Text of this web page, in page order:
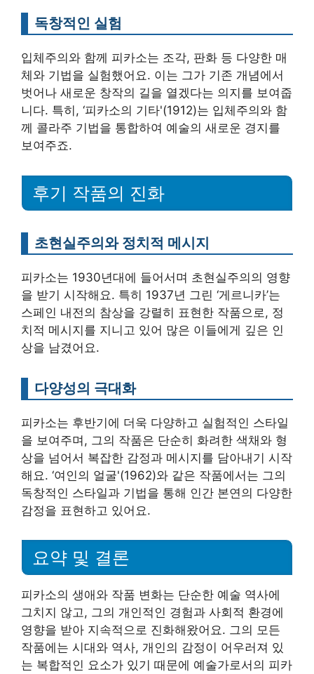
독창적인 실험
입체주의와 함께 피카소는 조각, 판화 등 다양한 매
체와 기법을 실험했어요. 이는 그가 기존 개념에서
벗어나 새로운 창작의 길을 열겠다는 의지를 보여줍
니다. 특히, ‘피카소의 기타'(1912)는 입체주의와 함
께 콜라주 기법을 통합하여 예술의 새로운 경지를
보여주죠.
후기 작품의 진화
초현실주의와 정치적 메시지
피카소는 1930년대에 들어서며 초현실주의의 영향
을 받기 시작해요. 특히 1937년 그린 ‘게르니카’는
스페인 내전의 참상을 강렬히 표현한 작품으로, 정
치적 메시지를 지니고 있어 많은 이들에게 깊은 인
상을 남겼어요.
다양성의 극대화
피카소는 후반기에 더욱 다양하고 실험적인 스타일
을 보여주며, 그의 작품은 단순히 화려한 색채와 형
상을 넘어서 복잡한 감정과 메시지를 담아내기 시작
해요. ‘여인의 얼굴'(1962)와 같은 작품에서는 그의
독창적인 스타일과 기법을 통해 인간 본연의 다양한
감정을 표현하고 있어요.
요약 및 결론
피카소의 생애와 작품 변화는 단순한 예술 역사에
그치지 않고, 그의 개인적인 경험과 사회적 환경에
영향을 받아 지속적으로 진화해왔어요. 그의 모든
작품에는 시대와 역사, 개인의 감정이 어우러져 있
는 복합적인 요소가 있기 때문에 예술가로서의 피카